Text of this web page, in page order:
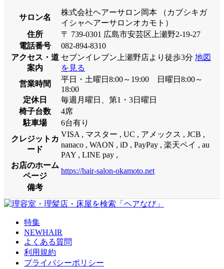
サロン名
株式会社ヘアーサロン岡本 （カブシキガ
イシャヘアーサロンオカモト）
住所
〒 739-0301 広島市安芸区上瀬野2-19-27
電話番号
082-894-8310
アクセス・道
案内
セブンイレブン上瀬野店より徒歩3分 地図
を見る
営業時間
平日・土曜日8:00～19:00 日曜日8:00～
18:00
定休日
毎週月曜日、第1・3日曜日
椅子台数
4席
駐車場
6台有り
クレジットカ
ード
VISA , マスター , UC , アメックス , JCB ,
nanaco , WAON , iD , PayPay , 楽天ペイ , au
PAY , LINE pay ,
お店のホーム
ページ
https://hair-salon-okamoto.net
備考
特集
NEWHAIR
よくある質問
利用規約
プライバシーポリシー